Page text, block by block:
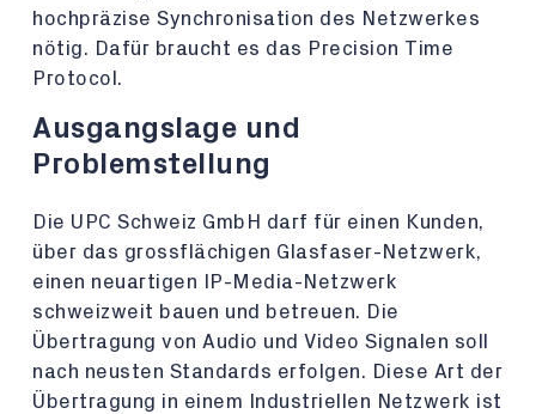
hochpräzise Synchronisation des Netzwerkes
nötig. Dafür braucht es das Precision Time
Protocol.
Ausgangslage und
Problemstellung
Die UPC Schweiz GmbH darf für einen Kunden,
über das grossflächigen Glasfaser-Netzwerk,
einen neuartigen IP-Media-Netzwerk
schweizweit bauen und betreuen. Die
Übertragung von Audio und Video Signalen soll
nach neusten Standards erfolgen. Diese Art der
Übertragung in einem Industriellen Netzwerk ist